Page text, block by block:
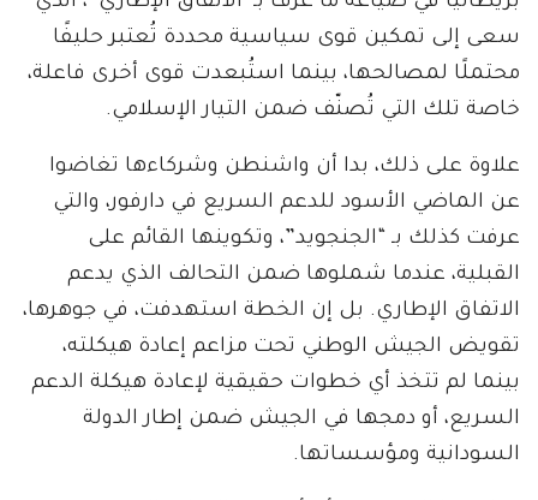
سعى إلى تمكين قوى سياسية محددة تُعتبر حليفًا
محتملًا لمصالحها، بينما استُبعدت قوى أخرى فاعلة،
خاصة تلك التي تُصنّف ضمن التيار الإسلامي.
علاوة على ذلك، بدا أن واشنطن وشركاءها تغاضوا
عن الماضي الأسود للدعم السريع في دارفور، والتي
عرفت كذلك بـ “الجنجويد”، وتكوينها القائم على
القبلية، عندما شملوها ضمن التحالف الذي يدعم
الاتفاق الإطاري. بل إن الخطة استهدفت، في جوهرها،
تقويض الجيش الوطني تحت مزاعم إعادة هيكلته،
بينما لم تتخذ أي خطوات حقيقية لإعادة هيكلة الدعم
السريع، أو دمجها في الجيش ضمن إطار الدولة
السودانية ومؤسساتها.